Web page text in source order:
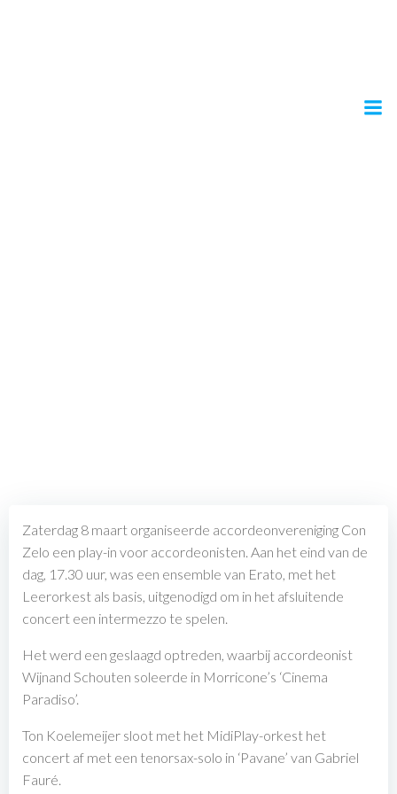
Zaterdag 8 maart organiseerde accordeonvereniging Con
Zelo een play-in voor accordeonisten. Aan het eind van de
dag, 17.30 uur, was een ensemble van Erato, met het
Leerorkest als basis, uitgenodigd om in het afsluitende
concert een intermezzo te spelen.
Het werd een geslaagd optreden, waarbij accordeonist
Wijnand Schouten soleerde in Morricone’s ‘Cinema
Paradiso’.
Ton Koelemeijer sloot met het MidiPlay-orkest het
concert af met een tenorsax-solo in ‘Pavane’ van Gabriel
Fauré.